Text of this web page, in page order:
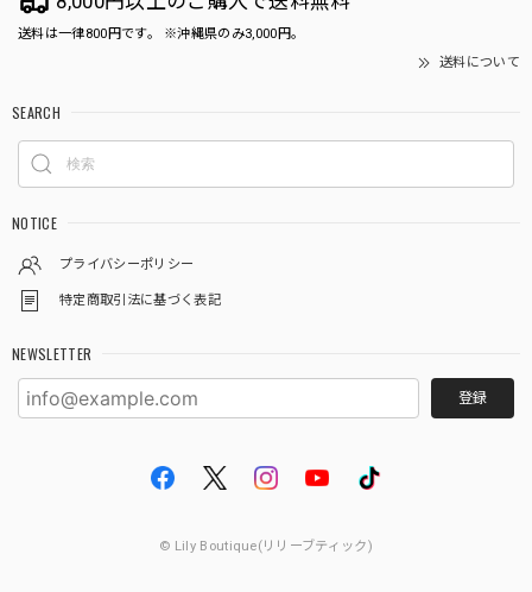
送料は一律800円です。 ※沖縄県のみ3,000円。
送料について
SEARCH
NOTICE
プライバシーポリシー
特定商取引法に基づく表記
NEWSLETTER
登録
© Lily Boutique(リリーブティック)